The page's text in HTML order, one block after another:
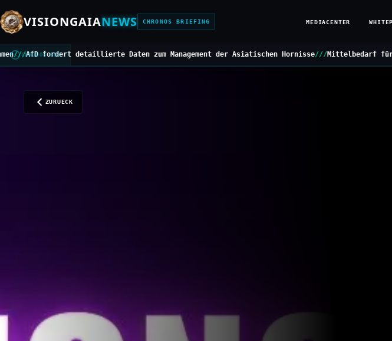
VISIONGAIANEWS CHRONOS BRIEFING MEDIACENTER
CHRONOS BUS
Daten zum Management der Asiatischen Hornisse ///Mittelbedarf für Bedarfsplan Schiene
ZURUECK